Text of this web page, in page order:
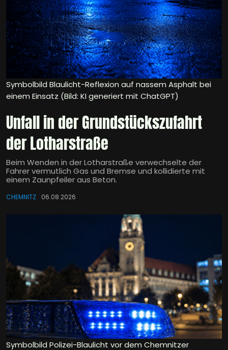
Symbolbild Blaulicht-Reflexion auf nassem Asphalt bei
einem Einsatz (Bild: KI generiert mit ChatGPT)
Unfall in der Grundstückszufahrt
der Lotharstraße
Beim Wenden in der Lotharstraße verwechselte der
Fahrer vermutlich Gas und Bremse und kollidierte mit
einem Zaunpfeiler aus Beton.
CHEMNITZ 06.08.2026
Symbolbild Polizei-Blaulicht vor dem Chemnitzer